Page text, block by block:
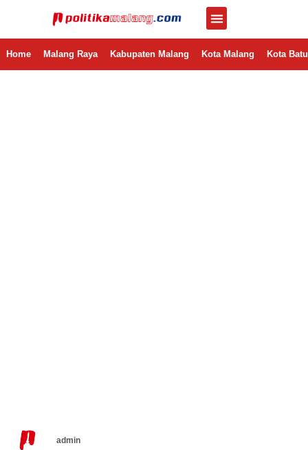
Home Malang Raya Kabupaten Malang Kota Malang Kota Batu
admin